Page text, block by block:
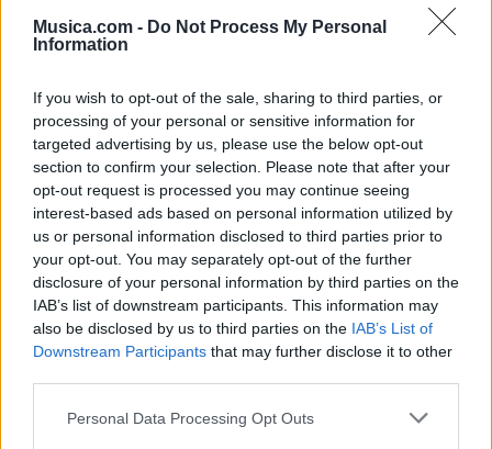
Musica.com - Do Not Process My Personal
Information
If you wish to opt-out of the sale, sharing to third parties, or
processing of your personal or sensitive information for
targeted advertising by us, please use the below opt-out
section to confirm your selection. Please note that after your
opt-out request is processed you may continue seeing
interest-based ads based on personal information utilized by
us or personal information disclosed to third parties prior to
your opt-out. You may separately opt-out of the further
disclosure of your personal information by third parties on the
IAB’s list of downstream participants. This information may
also be disclosed by us to third parties on the IAB’s List of
Downstream Participants that may further disclose it to other
Personal Data Processing Opt Outs
+ Letras de Rock
Novedades Rock
Comentar Letra
Comenta o pregunta lo que desees sobre El Parque o
Comentarios (1)